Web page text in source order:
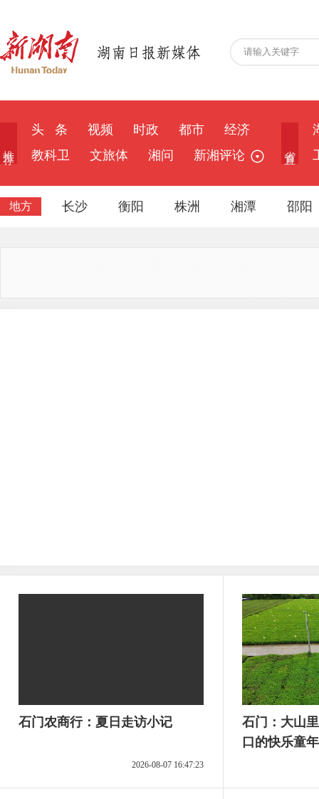
头 条 视频 时政 都市
经济
教科卫
文旅体 湘问 新湘评论
地方 长沙 衡阳 株洲 湘潭 邵阳
石门农商行：夏日走访小记
2026-08-07 16:47:23
石门：大山
口的快乐童年